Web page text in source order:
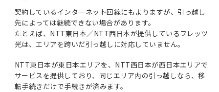
契約しているインターネット回線にもよりますが、引っ越し
先によっては継続できない場合があります。
たとえば、NTT東日本／NTT西日本が提供しているフレッツ
光は、エリアを跨いだ引っ越しに対応していません。
NTT東日本が東日本エリアを、NTT西日本が西日本エリアで
サービスを提供しており、同じエリア内の引っ越しなら、移
転手続きだけで手続きが済みます。